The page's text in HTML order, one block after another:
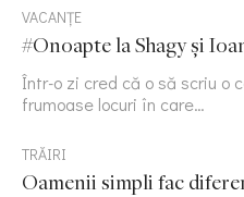
VACANȚE
#Onoapte la Shagy și
Într-o zi cred că o să scriu o
frumoase locuri în care…
TRĂIRI
Oamenii simpli fac